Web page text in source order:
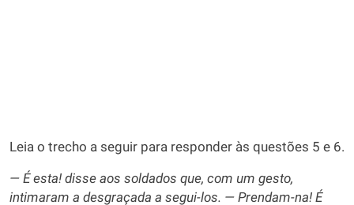
Leia o trecho a seguir para responder às questões 5 e 6.
— É esta! disse aos soldados que, com um gesto,
intimaram a desgraçada a segui-los. — Prendam-na! É